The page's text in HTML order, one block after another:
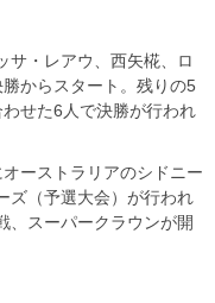
サ・レアウ、西矢椛、ロ
からスタート。残りの5
せた6人で決勝が行われ
ーストラリアのシドニー
ズ（予選大会）が行われ
、スーパークラウンが開